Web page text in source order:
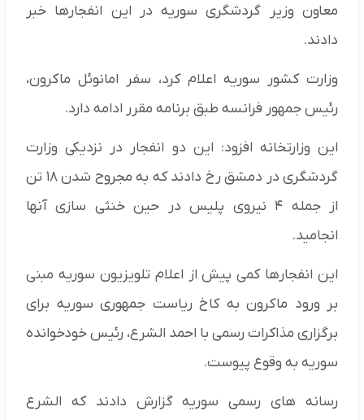
معاون وزیر گردشگری سوریه در این انفجارها خبر
دادند.
وزارت کشور سوریه اعلام کرد، سفر امانوئل ماکرون،
رئیس جمهور فرانسه طبق برنامه مقرر ادامه دارد.
این وزارتخانه افزود: این دو انفجار در نزدیکی وزارت
گردشگری در دمشق رخ دادند که به مجروح شدن ۱۸ تن
از جمله ۴ نیروی پلیس در حین خنثی سازی آنها
انجامید.
این انفجارها کمی پیش از اعلام تلویزیون سوریه مبنی
بر ورود ماکرون به کاخ ریاست جمهوری سوریه برای
برگزاری مذاکرات رسمی با احمد الشرع، رئیس خودخوانده
سوریه به وقوع پیوست.
رسانه های رسمی سوریه گزارش دادند که الشرع